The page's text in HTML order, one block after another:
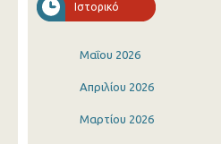
Ιστορικό
Μαΐου 2026
Απριλίου 2026
Μαρτίου 2026